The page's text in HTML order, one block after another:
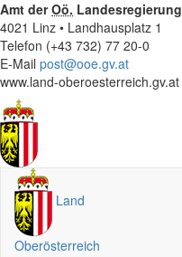
Amt derOö. Landesregierung
4021 Linz • Landhausplatz 1
Telefon (+43 732) 77 20-0
E-Mail post@ooe.gv.at
www.land-oberoesterreich.gv.at
Land
Oberösterreich